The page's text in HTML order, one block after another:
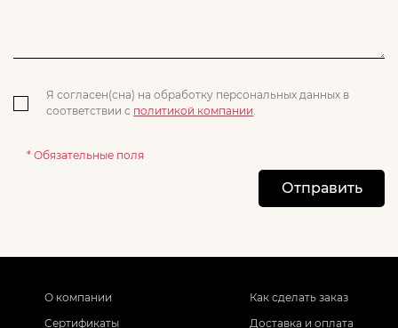
Я согласен(сна) на обработку персональных данных в
соответствии с политикой компании.
* Обязательные поля
Отправить
О компании
Сертификаты
Как сделать заказ
Доставка и оплата